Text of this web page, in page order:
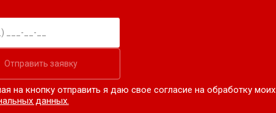
Отправить заявку
на кнопку отправить я даю свое согласие на обработку моих
данных.